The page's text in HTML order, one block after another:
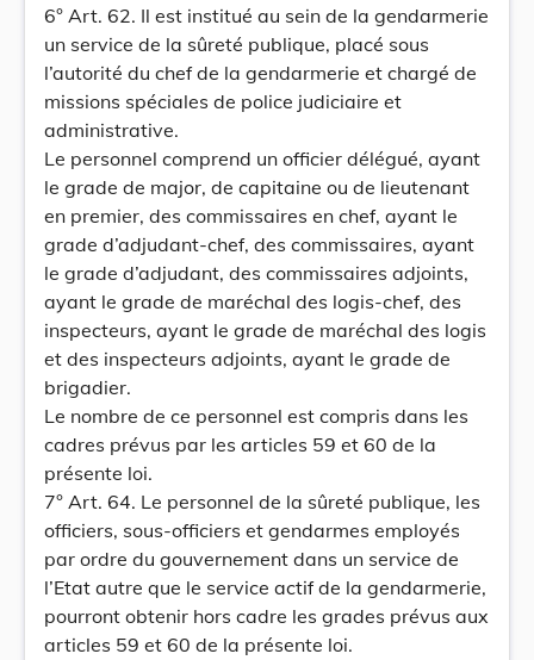
6° Art. 62. Il est institué au sein de la gendarmerie
un service de la sûreté publique, placé sous
l’autorité du chef de la gendarmerie et chargé de
missions spéciales de police judiciaire et
administrative.
Le personnel comprend un officier délégué, ayant
le grade de major, de capitaine ou de lieutenant
en premier, des commissaires en chef, ayant le
grade d’adjudant-chef, des commissaires, ayant
le grade d’adjudant, des commissaires adjoints,
ayant le grade de maréchal des logis-chef, des
inspecteurs, ayant le grade de maréchal des logis
et des inspecteurs adjoints, ayant le grade de
brigadier.
Le nombre de ce personnel est compris dans les
cadres prévus par les articles 59 et 60 de la
présente loi.
7° Art. 64. Le personnel de la sûreté publique, les
officiers, sous-officiers et gendarmes employés
par ordre du gouvernement dans un service de
l’Etat autre que le service actif de la gendarmerie,
pourront obtenir hors cadre les grades prévus aux
articles 59 et 60 de la présente loi.